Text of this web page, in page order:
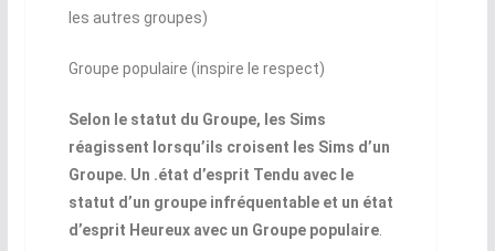
les autres groupes)
Groupe populaire (inspire le respect)
Selon le statut du Groupe, les Sims
réagissent lorsqu’ils croisent les Sims d’un
Groupe. Un .état d’esprit Tendu avec le
statut d’un groupe infréquentable et un état
d’esprit Heureux avec un Groupe populaire.